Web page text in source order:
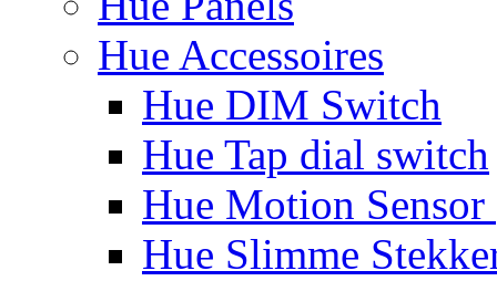
Hue Accessoires
Hue DIM Switch
Hue Tap dial switch
Hue Motion Sensor
Hue Slimme